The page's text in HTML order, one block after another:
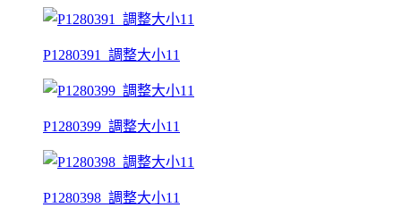
P1280391_調整大小11
P1280399_調整大小11
P1280398_調整大小11